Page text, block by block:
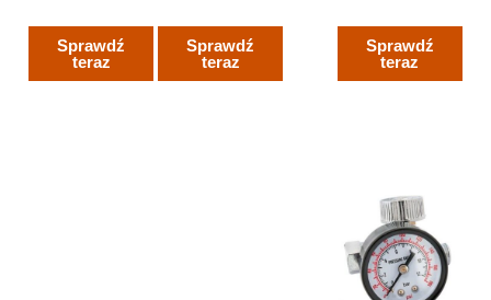
Sprawdź
teraz
Sprawdź
teraz
Sprawdź
teraz